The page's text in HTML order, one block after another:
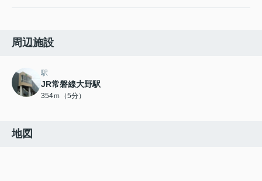
周辺施設
駅
JR常磐線大野駅
354ｍ（5分）
地図